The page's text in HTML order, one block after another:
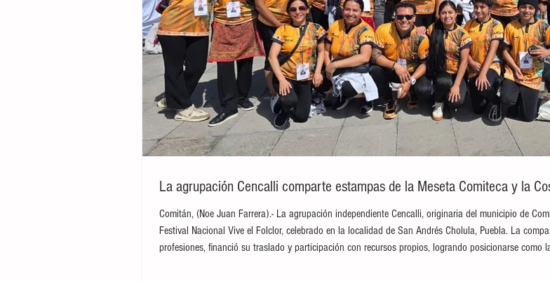
La agrupación Cencalli comparte estampas de la Meseta Comiteca y la
Comitán, (Noe Juan Farrera).- La agrupación independiente Cencalli, originaria del municipio de
Festival Nacional Vive el Folclor, celebrado en la localidad de San Andrés Cholula, Puebla. La
profesiones, financió su traslado y participación con recursos propios, logrando posicionarse